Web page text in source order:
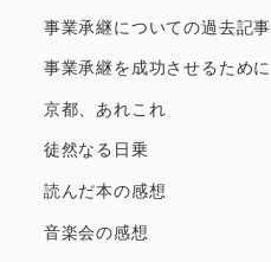
事業承継についての過去記事
事業承継を成功させるために
京都、あれこれ
徒然なる日乗
読んだ本の感想
音楽会の感想